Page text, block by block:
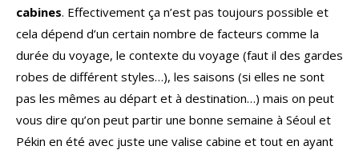
cabines. Effectivement ça n’est pas toujours possible et
cela dépend d’un certain nombre de facteurs comme la
durée du voyage, le contexte du voyage (faut il des gardes
robes de différent styles…), les saisons (si elles ne sont
pas les mêmes au départ et à destination…) mais on peut
vous dire qu’on peut partir une bonne semaine à Séoul et
Pékin en été avec juste une valise cabine et tout en ayant